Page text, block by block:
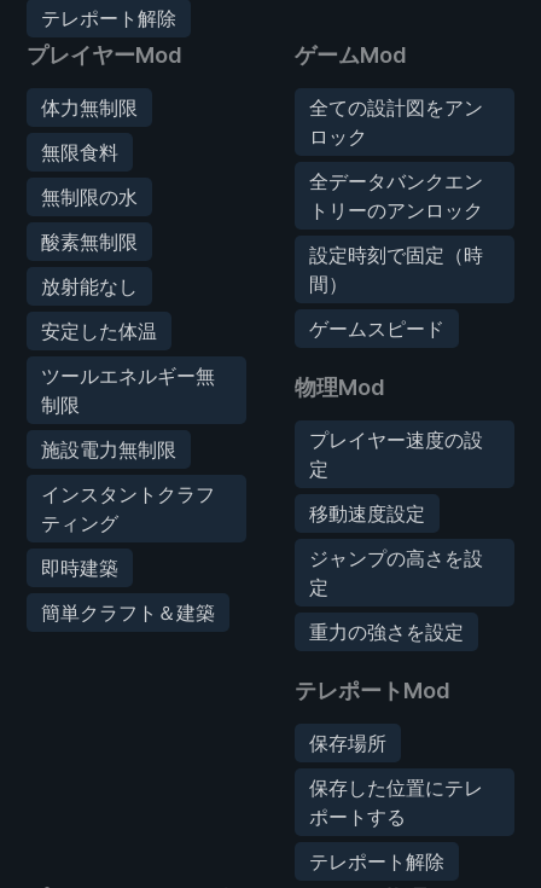
テレポート解除
プレイヤーMod
体力無制限
無限食料
無制限の水
酸素無制限
放射能なし
安定した体温
ツールエネルギー無
制限
施設電力無制限
インスタントクラフ
ティング
即時建築
簡単クラフト＆建築
ゲームMod
全ての設計図をアン
ロック
全データバンクエン
トリーのアンロック
設定時刻で固定（時
間）
ゲームスピード
物理Mod
プレイヤー速度の設
定
移動速度設定
ジャンプの高さを設
定
重力の強さを設定
テレポートMod
保存場所
保存した位置にテレ
ポートする
テレポート解除